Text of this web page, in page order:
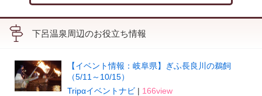
下呂温泉周辺のお役立ち情報
【イベント情報：岐阜県】ぎふ長良川の鵜飼
（5/11～10/15）
Tripαイベントナビ| 166view